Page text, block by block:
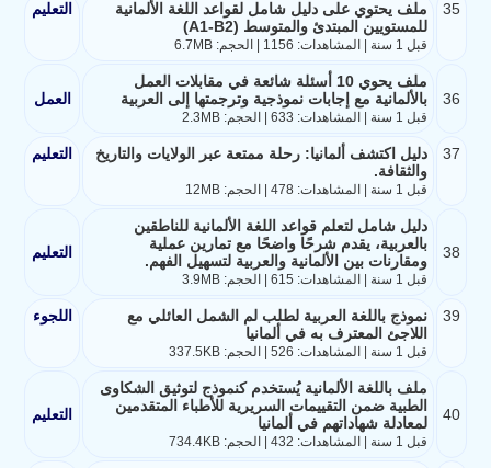
35
ملف يحتوي على دليل شامل لقواعد اللغة الألمانية
للمستويين المبتدئ والمتوسط (A1-B2)
قبل 1 سنة | المشاهدات: 1156 | الحجم: 6.7MB
التعليم
36
ملف يحوي 10 أسئلة شائعة في مقابلات العمل
بالألمانية مع إجابات نموذجية وترجمتها إلى العربية
قبل 1 سنة | المشاهدات: 633 | الحجم: 2.3MB
العمل
37
دليل اكتشف ألمانيا: رحلة ممتعة عبر الولايات والتاريخ
والثقافة.
قبل 1 سنة | المشاهدات: 478 | الحجم: 12MB
التعليم
38
دليل شامل لتعلم قواعد اللغة الألمانية للناطقين
بالعربية، يقدم شرحًا واضحًا مع تمارين عملية
ومقارنات بين الألمانية والعربية لتسهيل الفهم.
قبل 1 سنة | المشاهدات: 615 | الحجم: 3.9MB
التعليم
39
نموذج باللغة العربية لطلب لم الشمل العائلي مع
اللاجئ المعترف به في ألمانيا
قبل 1 سنة | المشاهدات: 526 | الحجم: 337.5KB
اللجوء
40
ملف باللغة الألمانية يُستخدم كنموذج لتوثيق الشكاوى
الطبية ضمن التقييمات السريرية للأطباء المتقدمين
لمعادلة شهاداتهم في ألمانيا
قبل 1 سنة | المشاهدات: 432 | الحجم: 734.4KB
التعليم